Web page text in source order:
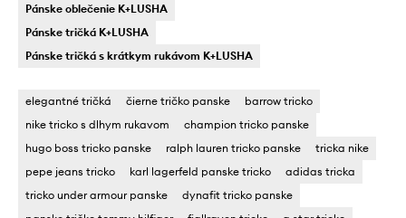
Pánske oblečenie K+LUSHA
Pánske tričká K+LUSHA
Pánske tričká s krátkym rukávom K+LUSHA
elegantné tričká čierne tričko panske
barrow tricko
nike tricko s dlhym rukavom
champion tricko panske
hugo boss tricko panske
ralph lauren tricko panske
tricka nike
pepe jeans tricko
karl lagerfeld panske tricko
adidas tricka
tricko under armour panske
dynafit tricko panske